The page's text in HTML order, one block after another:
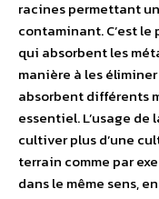
racines permettant
contaminant. C’est
qui absorbent les
manière à les
absorbent différents
essentiel. L’usage
cultiver plus d’une
terrain comme par
dans le même sens,